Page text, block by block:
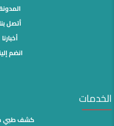
أتصل بنا
أخبارنا
انضم
الخدمات
كشف طبي